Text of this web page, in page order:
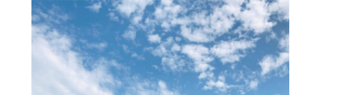
แผ่นโครงสร้างกลวง PP
กระดาษผนัง PP